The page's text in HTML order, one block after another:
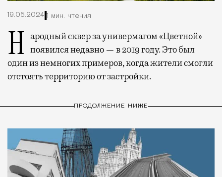
19.05.2024 1 мин. чтения
Народный сквер за универмагом «Цветной» появился недавно — в 2019 году. Это был
один из немногих примеров, когда жители смогли
отстоять территорию от застройки.
ПРОДОЛЖЕНИЕ НИЖЕ